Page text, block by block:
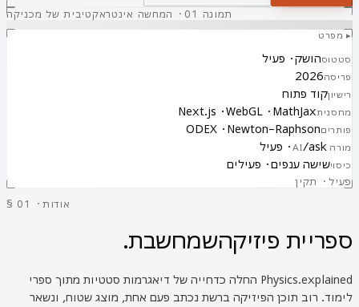
תמונה 01 · המחשה אינטראקטיבית של מכניקה
▸ מפרט
סטטוסהושק · פעיל
פריסה2026
רישיוןקוד פתוח
מחסניתNext.js · WebGL · MathJax
פותריםODEX · Newton–Raphson
מורה AI /ask · פעיל
כיסוישישה ענפים · פעילים
פעיל · תקין
§ 01 · אודות
ספריית פיזיקהשמחשבת.
Physics.explained החלה כדחייה של דיאגרמות סטטיות מתוך ספרי
לימוד. רוב תוכן הפיזיקה ברשת נכתב פעם אחת, מוצג שטוח, ונשאר